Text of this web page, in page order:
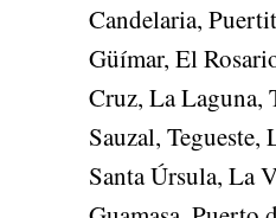
Candelaria,
Güímar, El
Cruz, La Laguna,
Sauzal, Tegueste,
Santa Úrsula, La